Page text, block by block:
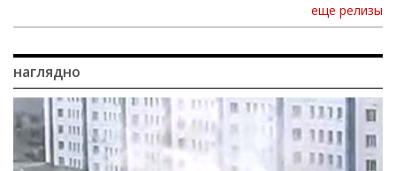
еще релизы
наглядно